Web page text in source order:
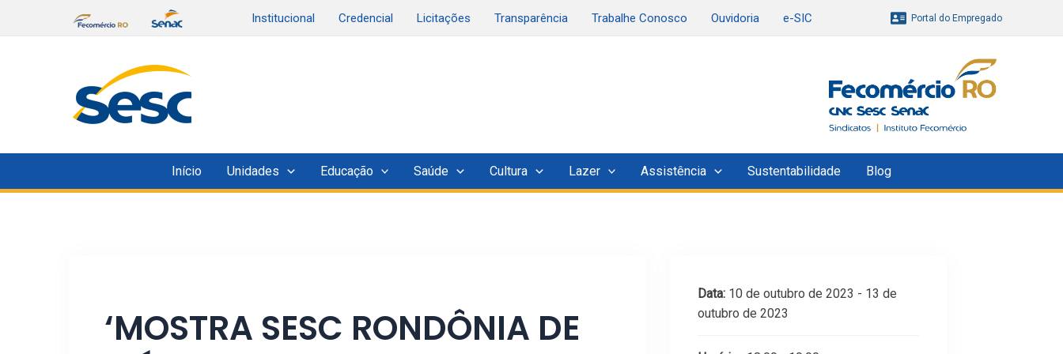
Institucional Credencial Licitações Transparência Trabalhe Conosco Ouvidoria e-SIC Portal do Empregado
Início Unidades Educação Saúde Cultura Lazer Assistência Sustentabilidade Blog
‘MOSTRA SESC RONDÔNIA DE
Data: 10 de outubro de 2023 - 13 de
outubro de 2023